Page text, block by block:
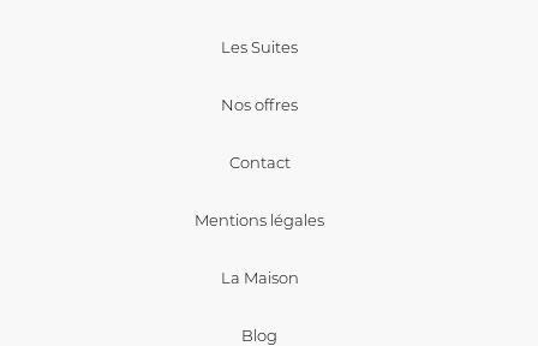
Les Suites
Nos offres
Contact
Mentions légales
La Maison
Blog